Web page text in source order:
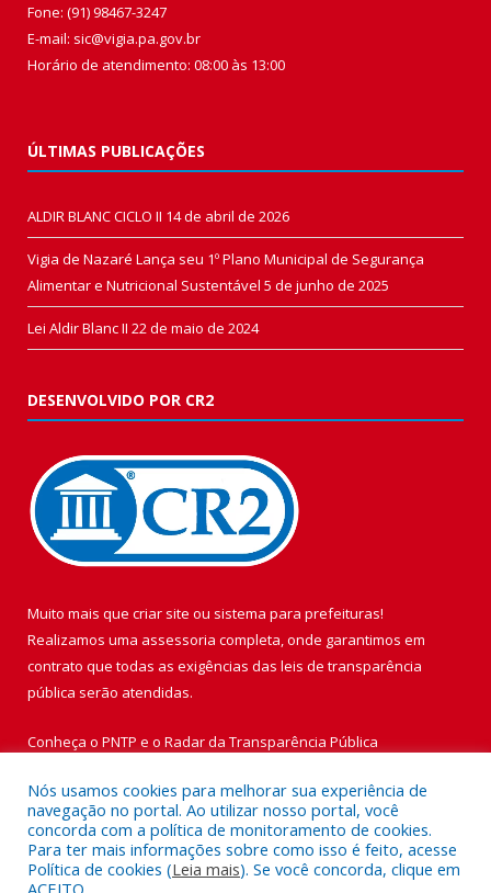
Fone: (91) 98467-3247
E-mail: sic@vigia.pa.gov.br
Horário de atendimento: 08:00 às 13:00
ÚLTIMAS PUBLICAÇÕES
ALDIR BLANC CICLO II 14 de abril de 2026
Vigia de Nazaré Lança seu 1º Plano Municipal de Segurança
Alimentar e Nutricional Sustentável 5 de junho de 2025
Lei Aldir Blanc II 22 de maio de 2024
DESENVOLVIDO POR CR2
Muito mais que criar site ou sistema para prefeituras!
Realizamos uma assessoria completa, onde garantimos em
contrato que todas as exigências das leis de transparência
pública serão atendidas.
Conheça o PNTP e o Radar da Transparência Pública
Todos os direitos reservados a Prefeitura Municipal de Vigia de
Nazaré.
Nós usamos cookies para melhorar sua experiência de
navegação no portal. Ao utilizar nosso portal, você
concorda com a política de monitoramento de cookies.
Para ter mais informações sobre como isso é feito, acesse
Política de cookies (Leia mais). Se você concorda, clique em
ACEITO.